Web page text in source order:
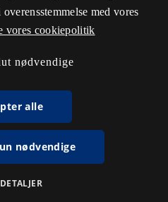
med vores
vores cookiepolitik
nødvendige
alle
nødvendige